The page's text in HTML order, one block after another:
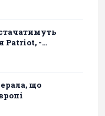
Patriot, -...
що